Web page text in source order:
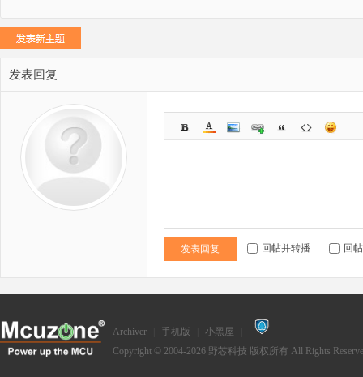
发表回复
发表回复 回帖并转播 回
Archiver 手机版 小黑屋
Copyright © 2004-2026 野芯科技 版权所有 All Rights